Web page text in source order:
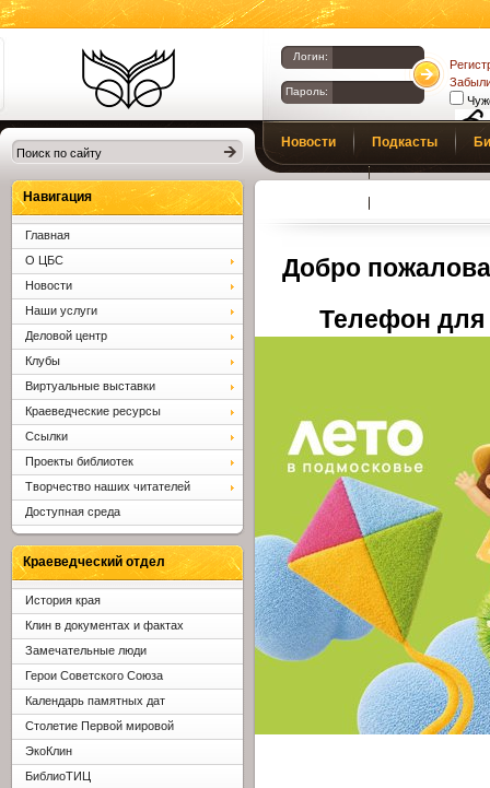
Библиотеки
Клина. Клинская
ЦБС.
Логин:
Пароль:
Новости Подкасты
Добро
Телефон для
Навигация
Главная
О ЦБС
Новости
Наши услуги
Деловой центр
Клубы
Виртуальные выставки
Краеведческие ресурсы
Ссылки
Проекты библиотек
Творчество наших читателей
Доступная среда
Краеведческий отдел
История края
Клин в документах и фактах
Замечательные люди
Герои Советского Союза
Календарь памятных дат
Столетие Первой мировой
ЭкоКлин
БиблиоТИЦ